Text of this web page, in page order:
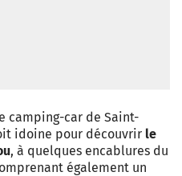
camping-car de Saint-
idoine pour découvrir le
, à quelques encablures du
également un